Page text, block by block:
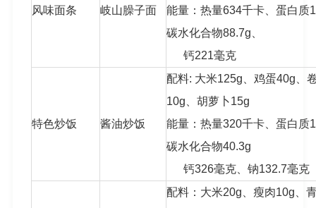
风味面条 岐山臊子面
能量：热量634千卡、蛋白质
碳水化合物88.7g、
钙221毫克
特色炒饭 酱油炒饭
配料: 大米125g、鸡蛋40g、
10g、胡萝卜15g
能量：热量320千卡、蛋白质
碳水化合物40.3g
钙326毫克、钠132.7毫克
配料：大米20g、瘦肉10g、